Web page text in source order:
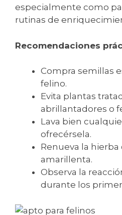
especialmente como
rutinas de
Recomendaciones
Compra semillas
felino.
Evita plantas
abrillantadores o
Lava bien
ofrecérsela.
Renueva la
amarillenta.
Observa la
durante los